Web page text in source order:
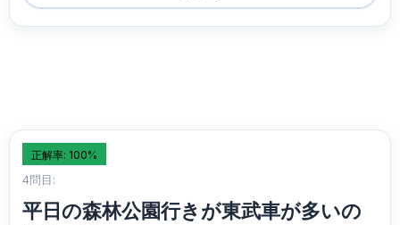
正解率: 100%
4問目:
平日の森林公園行きが東武車が多いの